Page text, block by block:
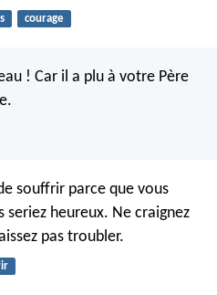
courage
! Car il a plu à votre Père
souffrir parce que vous
heureux. Ne craignez
pas troubler.